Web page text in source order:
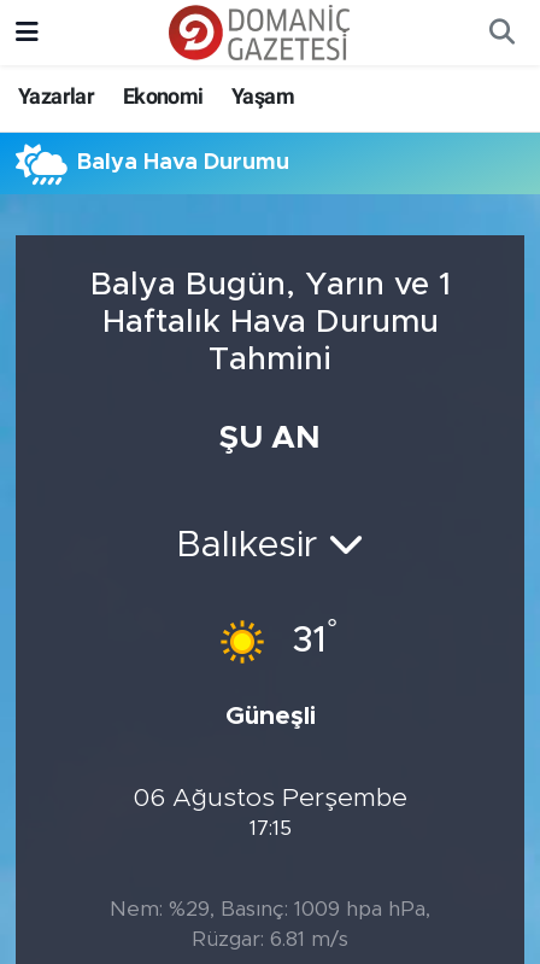
Yazarlar Ekonomi Yaşam
Balya Hava Durumu
Balya Bugün, Yarın ve 1
Haftalık Hava Durumu
Tahmini
ŞU AN
Balıkesir
31 °
Güneşli
06 Ağustos Perşembe
17:15
Nem: %29, Basınç: 1009 hpa hPa,
Rüzgar: 6.81 m/s